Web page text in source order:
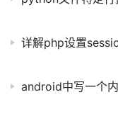
详解php设置
android中写一个内部